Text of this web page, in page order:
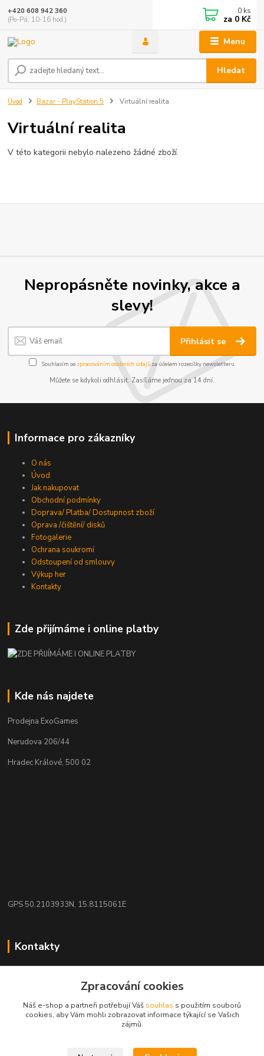
Menu
Hledat
+420 608 942 360
(Po-Pá, 10-16 hod.)
0 ks
za 0 Kč
Úvod Bazar - PlayStation 5 Virtuální realita
Virtuální realita
V této kategorii nebylo nalezeno žádné zboží.
Nepropásněte novinky, akce a
slevy!
Přihlásit se
Souhlasím se zpracováním osobních údajůza účelem rozesílky newsletteru.
Můžete se kdykoli odhlásit. Zasíláme jednou za 14 dní.
Informace pro zákazníky
O nás
Úvod
Jak nakupovat
Obchodní podmínky
Doprava/ Platba/ Dostupnost zboží
Oprava /čištění/ disků
Fotogalerie
Ochrana soukromí
Odstoupení od smlouvy
Výkup her
Kontakty
Zde přijímáme i online platby
Kde nás najdete
Prodejna ExoGames
Nerudova 206/44
Hradec Králové, 500 02
GPS 50.2103933N, 15.8115061E
Kontakty
+420 608 942 360
(Po-Pá, 10-16 hod.)
Zpracování cookies
Náš e-shop a partneři potřebují Váš souhlas s použitím souborů
cookies, aby Vám mohli zobrazovat informace týkající se Vašich
zájmů.